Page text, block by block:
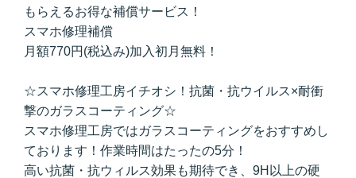
もらえるお得な補償サービス！
スマホ修理補償
月額770円(税込み)加入初月無料！
☆スマホ修理工房イチオシ！抗菌・抗ウイルス×耐衝
撃のガラスコーティング☆
スマホ修理工房ではガラスコーティングをおすすめし
ております！作業時間はたったの5分！
高い抗菌・抗ウィルス効果も期待でき、9H以上の硬